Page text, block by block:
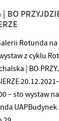
BO
Rotunda na
z cyklu
| BO
20.12.2021–
– sto wystaw
UAPBudynek